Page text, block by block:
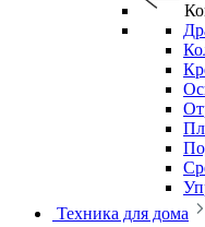
Техника для дома